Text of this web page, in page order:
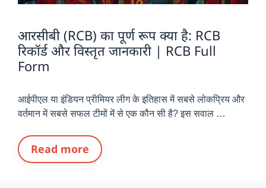
आरसीबी (RCB) का पूर्ण रूप क्या है: RCB
रिकॉर्ड और विस्तृत जानकारी | RCB Full
Form
आईपीएल या इंडियन प्रीमियर लीग के इतिहास में सबसे लोकप्रिय और
वर्तमान में सबसे सफल टीमों में से एक कौन सी है? इस सवाल …
Read more